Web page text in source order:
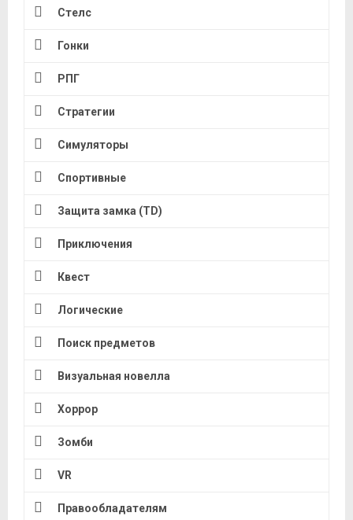
Стелс
Гонки
РПГ
Стратегии
Симуляторы
Спортивные
Защита замка (TD)
Приключения
Квест
Логические
Поиск предметов
Визуальная новелла
Хоррор
Зомби
VR
Правообладателям